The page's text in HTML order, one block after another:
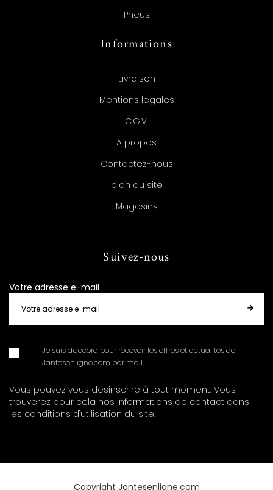
Pneus
Informations
Livraison
Mentions legales
C.G.V.
A propos
Contactez-nous
plan du site
Magasins
Suivez-nous
Votre adresse e-mail
Je suis d'accord pour recevoir les offres et actualités de
Jantesenligne.com par mail
Vous pouvez vous désinscrire à tout moment. Vous
trouverez pour cela nos informations de contact dans
les conditions d'utilisation du site.
Copyright Jantesenligne.com